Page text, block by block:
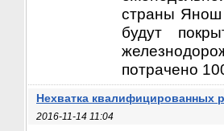
страны Янош
будут
потрачено
Нехватка квалифицированных
2016-11-14 11:04